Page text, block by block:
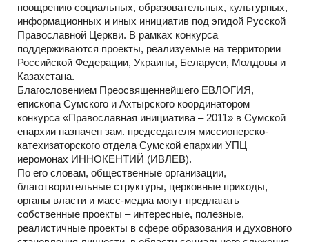
поощрению социальных, образовательных, культурных,
информационных и иных инициатив под эгидой Русской
Православной Церкви. В рамках конкурса
поддерживаются проекты, реализуемые на территории
Российской Федерации, Украины, Беларуси, Молдовы и
Казахстана.
Благословением Преосвященнейшего ЕВЛОГИЯ,
епископа Сумского и Ахтырского координатором
конкурса «Православная инициатива – 2011» в Сумской
епархии назначен зам. председателя миссионерско-
катехизаторского отдела Сумской епархии УПЦ
иеромонах ИННОКЕНТИЙ (ИВЛЕВ).
По его словам, общественные организации,
благотворительные структуры, церковные приходы,
органы власти и масс-медиа могут предлагать
собственные проекты – интересные, полезные,
реалистичные проекты в сфере образования и духовного